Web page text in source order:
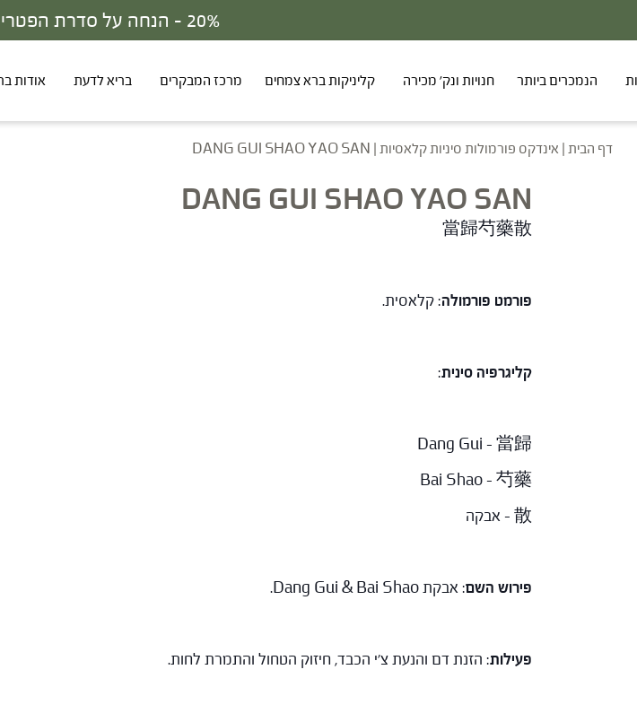
30% - הנחה על סדרת הפטריות ברכישת 3 מוצרים
הנמכרים ביותר חנויות ונק' מכירה קליניקות ברא צמחים מרכז המבקרים בריא לדעת אודות
דף הבית | אינדקס פורמולות סיניות קלאסיות |
DANG GUI SHAO YAO SAN
DANG GUI SHAO YAO SAN
當歸芍藥散
פורמט פורמולה: קלאסית.
קליגרפיה סינית:
Dang Gui – 當歸
Bai Shao – 芍藥
散 – אבקה
פירוש השם: אבקת Dang Gui & Bai Shao.
פעילות: הזנת דם והנעת צ'י הכבד, חיזוק הטחול והתמרת לחות.